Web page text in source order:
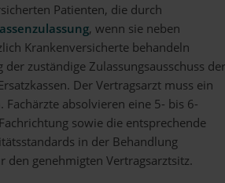
Patienten, die durch
, wenn sie neben
Krankenversicherte behandeln
zuständige Zulassungsausschuss der
Der Vertragsarzt muss ein
absolvieren eine 5- bis 6-
sowie die entsprechende
in der Behandlung
den genehmigten Vertragsarztsitz.